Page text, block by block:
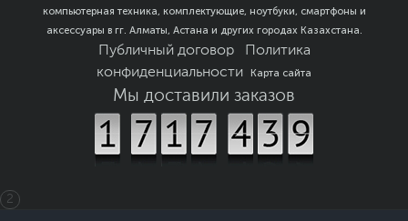
компьютерная техника, комплектующие, ноутбуки, смартфоны и
аксессуары в гг. Алматы, Астана и других городах Казахстана.
Публичный договор
Политика
конфиденциальности
Карта сайта
Мы доставили заказов
2